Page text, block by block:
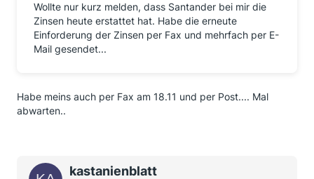
Wollte nur kurz melden, dass Santander bei mir die
Zinsen heute erstattet hat. Habe die erneute
Einforderung der Zinsen per Fax und mehrfach per E-
Mail gesendet...
Habe meins auch per Fax am 18.11 und per Post.... Mal
abwarten..
kastanienblatt